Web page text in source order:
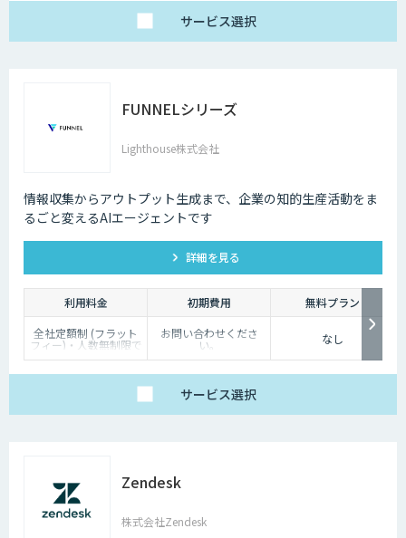
サービス選択
FUNNELシリーズ
Lighthouse株式会社
情報収集からアウトプット生成まで、企業の知的生産活動をま
るごと変えるAIエージェントです
詳細を見る
利用料金 初期費用
無料プラン
全社定額制 (フラット
フィー)・人数無制限で
ご利用いただけます。
お問い合わせくださ
い。 なし
サービス選択
Zendesk
株式会社Zendesk